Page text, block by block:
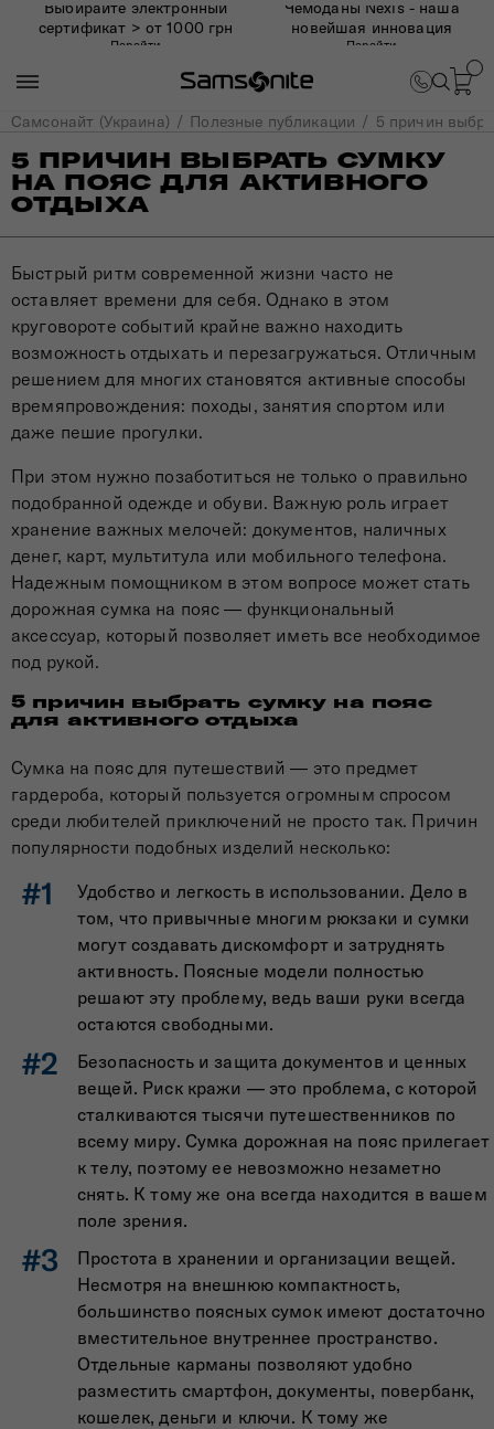
Выбирайте электронный
сертификат > от 1000 грн
Перейти
Чемоданы Nexis - наша
новейшая инновация
Перейти
Самсонайт (Украина) Полезные публикации 5 причин
5 ПРИЧИН ВЫБРАТЬ СУМКУ
НА ПОЯС ДЛЯ АКТИВНОГО
ОТДЫХА
Быстрый ритм современной жизни часто не
оставляет времени для себя. Однако в этом
круговороте событий крайне важно находить
возможность отдыхать и перезагружаться. Отличным
решением для многих становятся активные способы
времяпровождения: походы, занятия спортом или
даже пешие прогулки.
При этом нужно позаботиться не только о правильно
подобранной одежде и обуви. Важную роль играет
хранение важных мелочей: документов, наличных
денег, карт, мультитула или мобильного телефона.
Надежным помощником в этом вопросе может стать
дорожная сумка на пояс — функциональный
аксессуар, который позволяет иметь все необходимое
под рукой.
5 причин выбрать сумку на пояс
для активного отдыха
Сумка на пояс для путешествий — это предмет
гардероба, который пользуется огромным спросом
среди любителей приключений не просто так. Причин
популярности подобных изделий несколько:
Удобство и легкость в использовании. Дело в
том, что привычные многим рюкзаки и сумки
могут создавать дискомфорт и затруднять
активность. Поясные модели полностью
решают эту проблему, ведь ваши руки всегда
остаются свободными.
Безопасность и защита документов и ценных
вещей. Риск кражи — это проблема, с которой
сталкиваются тысячи путешественников по
всему миру. Сумка дорожная на пояс прилегает
к телу, поэтому ее невозможно незаметно
снять. К тому же она всегда находится в вашем
поле зрения.
Простота в хранении и организации вещей.
Несмотря на внешнюю компактность,
большинство поясных сумок имеют достаточно
вместительное внутреннее пространство.
Отдельные карманы позволяют удобно
разместить смартфон, документы, повербанк,
кошелек, деньги и ключи. К тому же